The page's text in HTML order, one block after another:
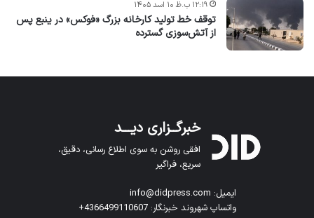
توقف خط تولید کارخانه بزرگ «فوکس» در ینبع پس
از آتش‌سوزی گسترده
۱۲:۱۹ ب.ظ ۱۰ اسد ۱۴۰۵
خبرگــزاری دیـــد
افقی روشن به سوی اطلاع رسانی، دقیق،
سریع، فراگیر
ایمیل: info@didpress.com
واتساپ شهروند خبرنگار: 4366499110607+